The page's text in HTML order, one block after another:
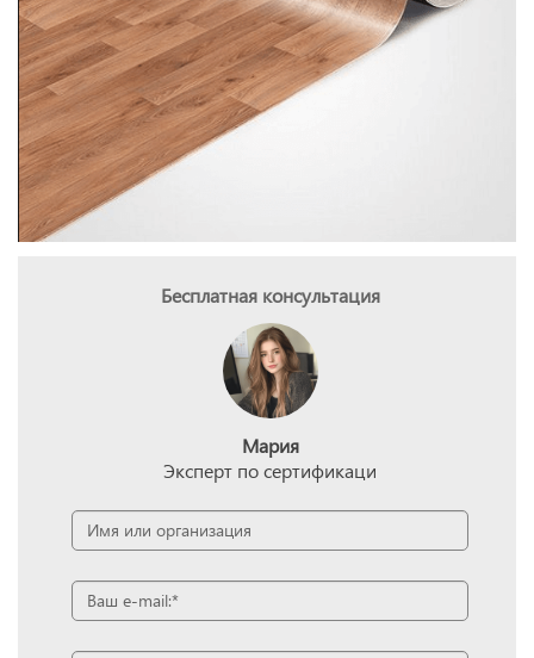
Бесплатная консультация
Мария
Эксперт по сертификаци